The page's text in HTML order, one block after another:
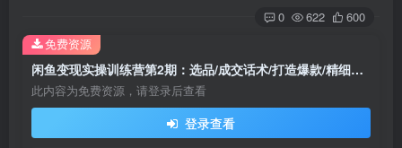
0 622 600
闲鱼变现实操训练营第2期：选品/成交话术/打造爆款/精细运营/私域引流
此内容为免费资源，请登录后查看
登录查看
免费资源